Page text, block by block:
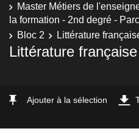
Master Métiers de
la formation - 2nd degré -
Bloc 2
Littérature
Littérature française
Ajouter à la sélection